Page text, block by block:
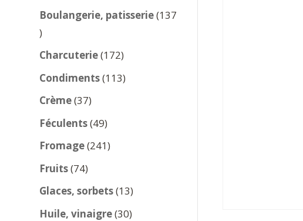
produits
Boulangerie, patisserie 137
137
produits
Charcuterie 172172
produits
Condiments 113113
Crème 3737
produits
Féculents 4949
produits
Fromage 241241
Fruits 7474
produits
Glaces, sorbets 1313
produits
Huile, vinaigre 3030